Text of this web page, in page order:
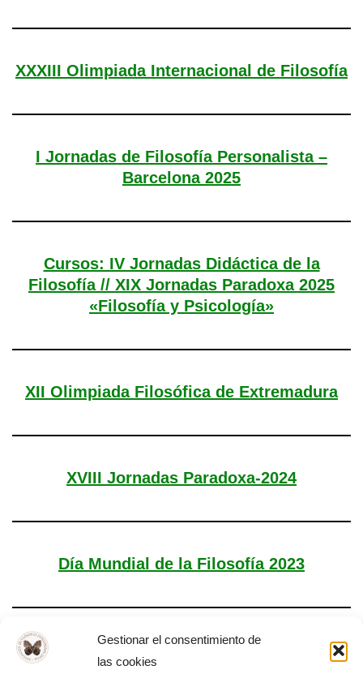
Gestionar el consentimiento de
las cookies
XXXIII Olimpiada Internacional de Filosofía
I Jornadas de Filosofía Personalista –
Barcelona 2025
Cursos: IV Jornadas Didáctica de la
Filosofía // XIX Jornadas Paradoxa 2025
«Filosofía y Psicología»
XII Olimpiada Filosófica de Extremadura
XVIII Jornadas Paradoxa-2024
Día Mundial de la Filosofía 2023
Asamblea General AFEX